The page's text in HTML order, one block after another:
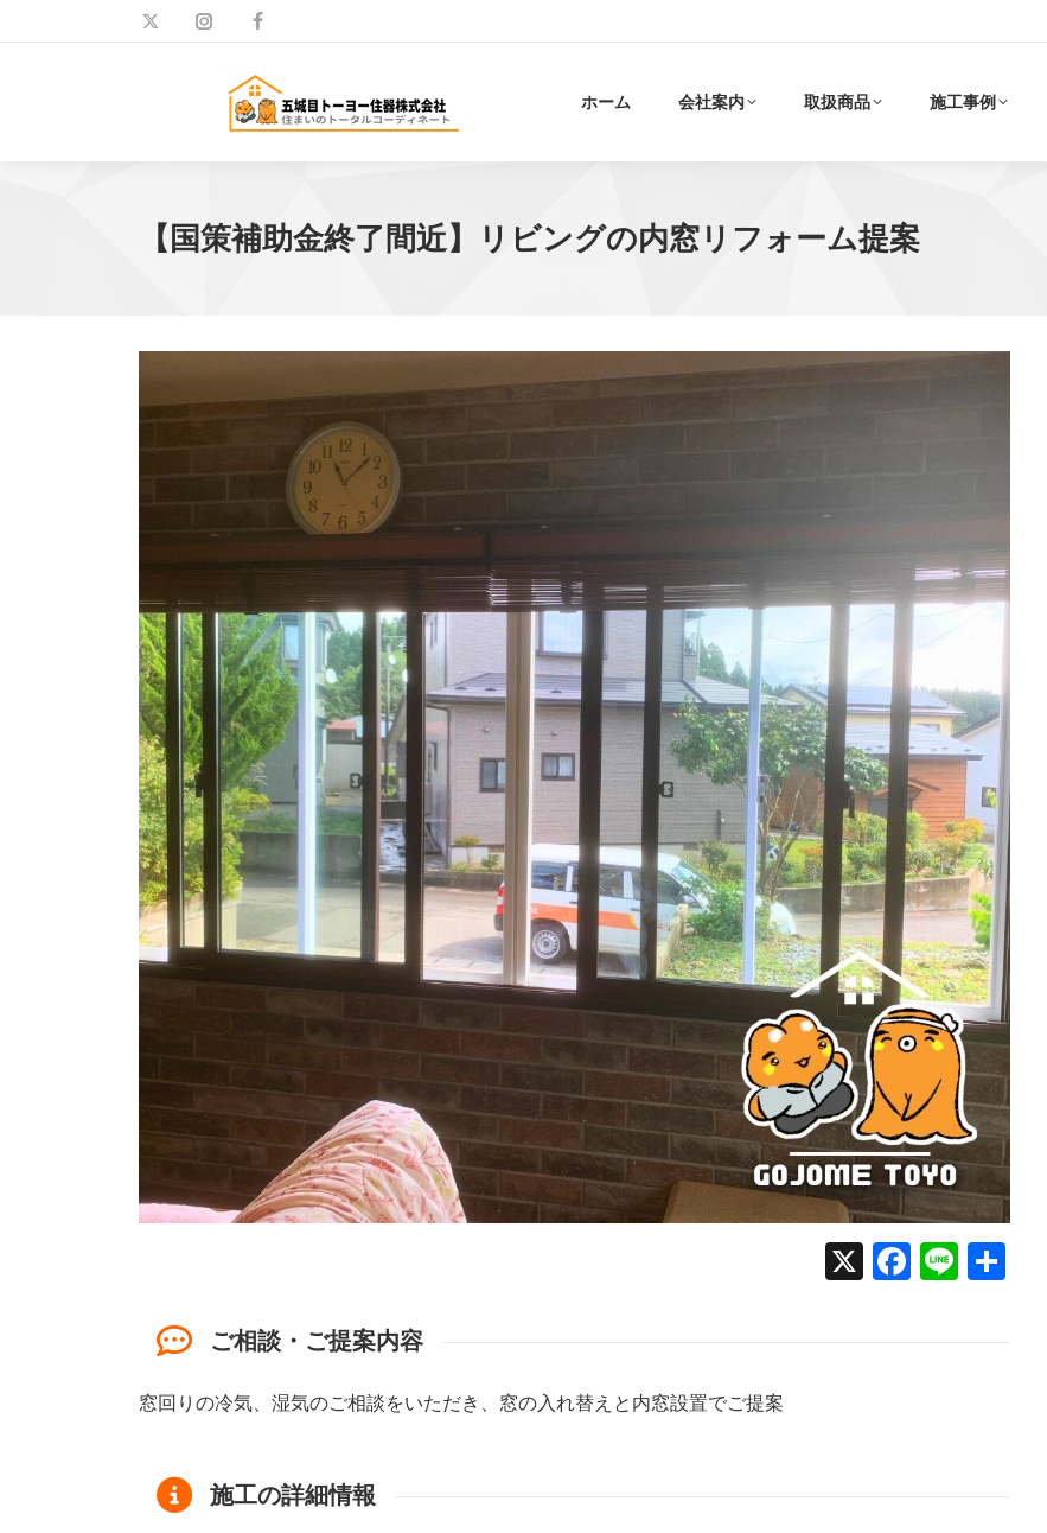
ホーム 会社案内 取扱商品 施工事例
【国策補助金終了間近】リビングの内窓リフォーム提案
X Facebook
Line
ご相談・ご提案内容
窓回りの冷気、湿気のご相談をいただき、窓の入れ替えと内窓設置でご提案
施工の詳細情報